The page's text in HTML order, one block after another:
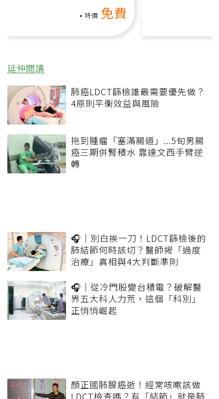
特價 免費
延伸閱讀
肺癌LDCT篩檢誰最需要優先做？
4原則平衡效益與風險
拖到腫瘤「塞滿腸道」...5旬男腸
癌三期併腎積水 靠達文西手臂逆
轉
🎧｜別白挨一刀！LDCT篩檢後的
肺結節何時該切？醫師揭「過度
治療」真相與4大判斷準則
🎧｜從冷門股變台積電？破解醫
界五大科人力荒，這個「科別」
正悄悄崛起
顏正國肺腺癌逝！經常咳嗽該做
LDCT檢查嗎？有「結節」就是肺